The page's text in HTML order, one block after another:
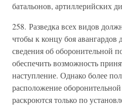
батальонов, артиллерийских
258. Разведка всех видов
чтобы к концу боя авангардов
сведения об оборонительной
обеспечить возможность
наступление. Однако более
расположение
раскроются только по